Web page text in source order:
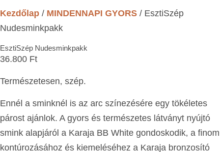
Kezdőlap / MINDENNAPI GYORS / EsztiSzép
Nudesminkpakk
EsztiSzép Nudesminkpakk
36.800 Ft
Természetesen, szép.
Ennél a sminknél is az arc színezésére egy tökéletes
párost ajánlok. A gyors és természetes látványt nyújtó
smink alapjáról a Karaja BB White gondoskodik, a finom
kontúrozásához és kiemeléséhez a Karaja bronzosító